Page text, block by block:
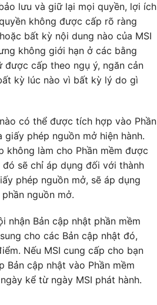
lưu và giữ lại mọi quyền, lợi ích
không được cấp rõ ràng
bất kỳ nội dung nào của MSI
không giới hạn ở các bằng
được cấp theo ngụ ý, ngăn cản
kỳ lúc nào vì bất kỳ lý do gì
có thể được tích hợp vào Phần
phép nguồn mở hiện hành.
không làm cho Phần mềm được
sẽ chỉ áp dụng đối với thành
phép nguồn mở, sẽ áp dụng
nguồn mở.
nhận Bản cập nhật phần mềm
cho các Bản cập nhật đó,
Nếu MSI cung cấp cho bạn
cập nhật vào Phần mềm
kể từ ngày MSI phát hành.